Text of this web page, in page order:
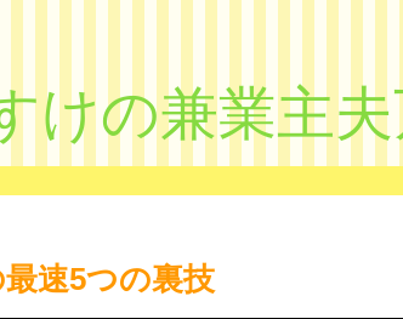
けの兼業主夫
速5つの裏技